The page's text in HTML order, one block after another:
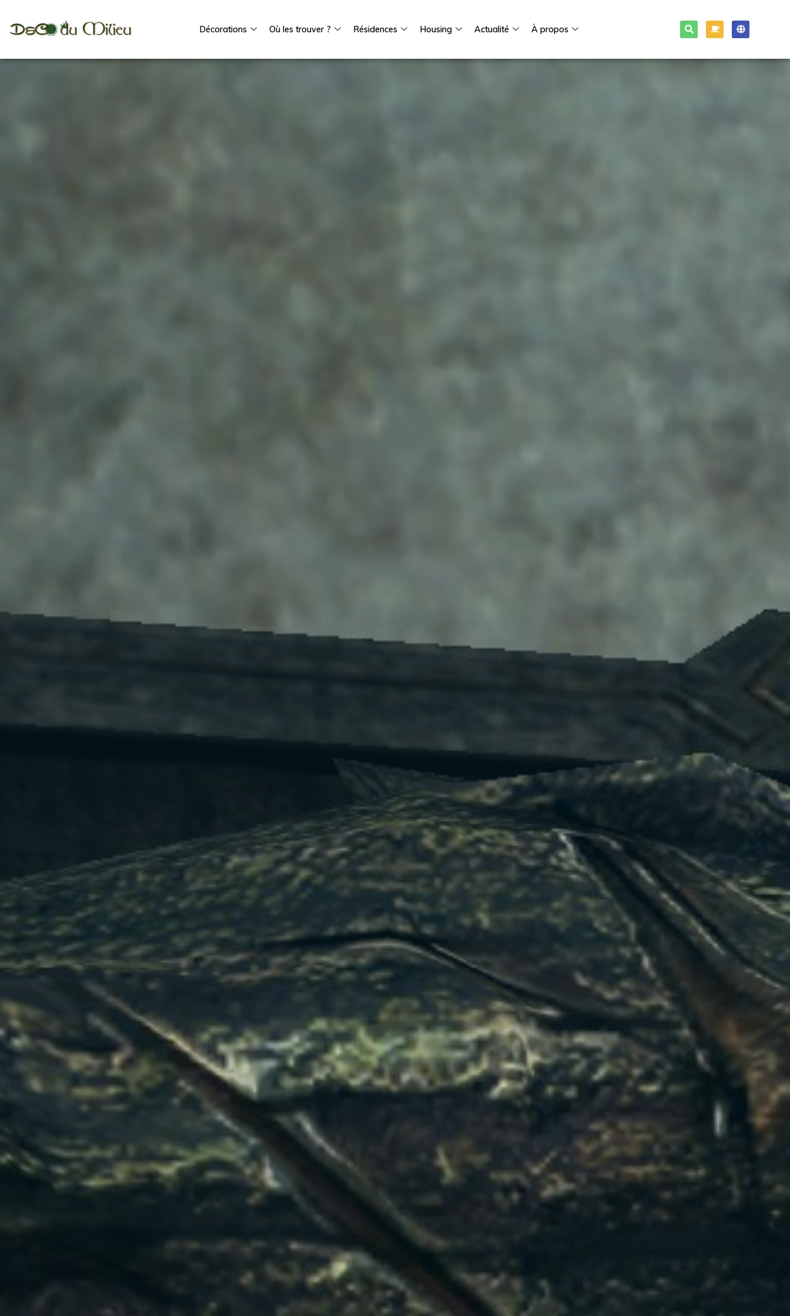
Décorations Où les trouver ? Résidences Housing Actualité À propos